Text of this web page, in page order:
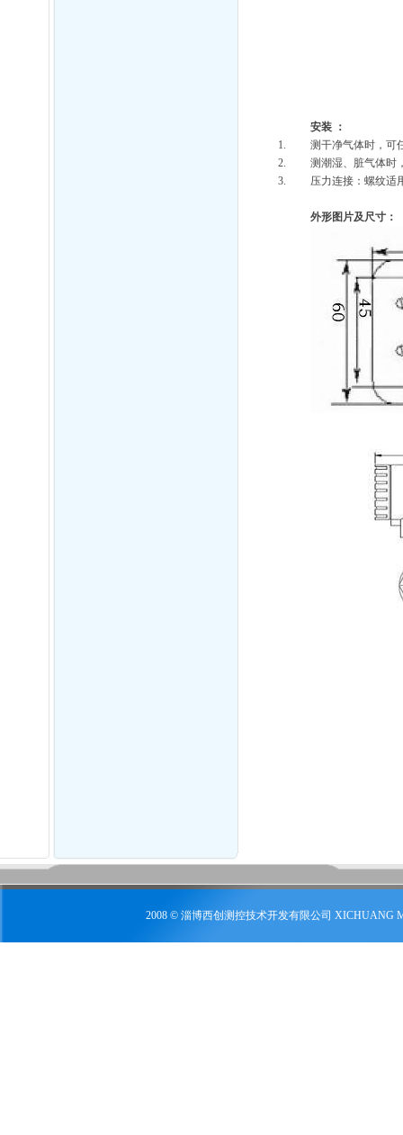
安装 ：
测干净气体时，可
测潮湿、脏气体时
压力连接：螺纹适
外形图片及尺寸：
2008 © 淄博西创测控技术开发有限公司 XICHUANG